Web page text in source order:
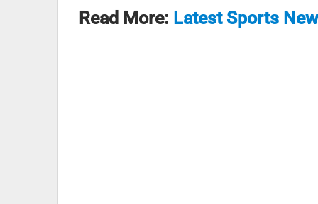
Read More: Latest Sports